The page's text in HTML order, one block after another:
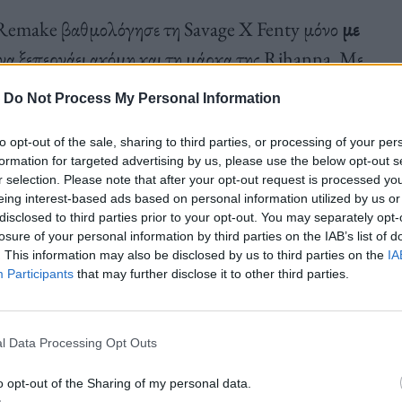
Do Not Process My Personal Information
opt-out of the sale, sharing to third parties, or processing of your
for targeted advertising by us, please use the below opt-out
selection. Please note that after your opt-out request is processed
interest-based ads based on personal information utilized by us
to third parties prior to your opt-out. You may separately
of your personal information by third parties on the IAB’s list of
This information may also be disclosed by us to third parties on the
Participants that may further disclose it to other third parties.
Data Processing Opt Outs
opt-out of the Sharing of my personal data.
βαθμολόγησε τη Savage X Fenty μόνο με
ξεπερνάει ακόμη και τη μάρκα της Rihanna. Με
η μάρκα της σούπερ σταρ:
όσον αφορά τις κοινωνικές και
απλώς στον ιστότοπό της ότι τα προϊόντα
συνθετικά υλικά με βάση το πετρέλαιοκαι η
τις εκπομπές διοξειδίου του άνθρακα. Επίσης,
τον καθορισμό κατευθυντήριων γραμμών για